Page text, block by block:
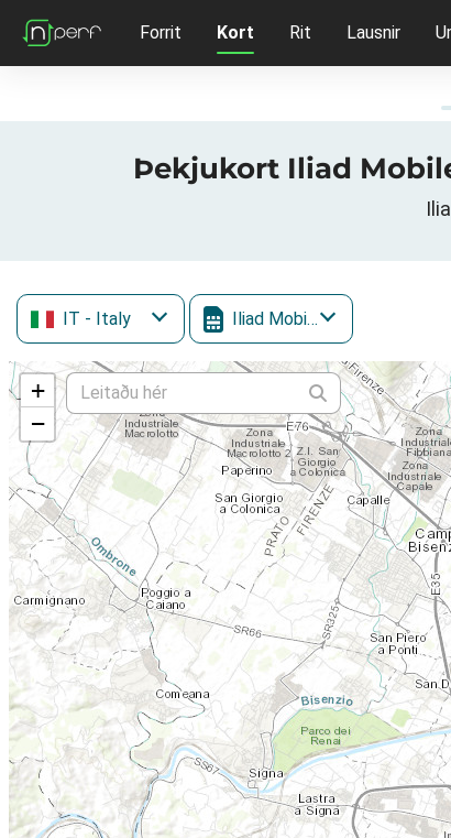
Forrit Kort Rit Lausnir
Þekjukort Iliad
IT - Italy Iliad Mobile
+
−